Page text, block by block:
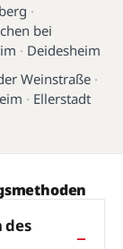
·
bei
· Deidesheim
Weinstraße ·
· Ellerstadt
des